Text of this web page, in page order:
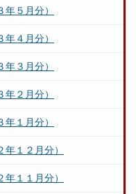
５月分）
４月分）
３月分）
２月分）
１月分）
１２月分）
１１月分）